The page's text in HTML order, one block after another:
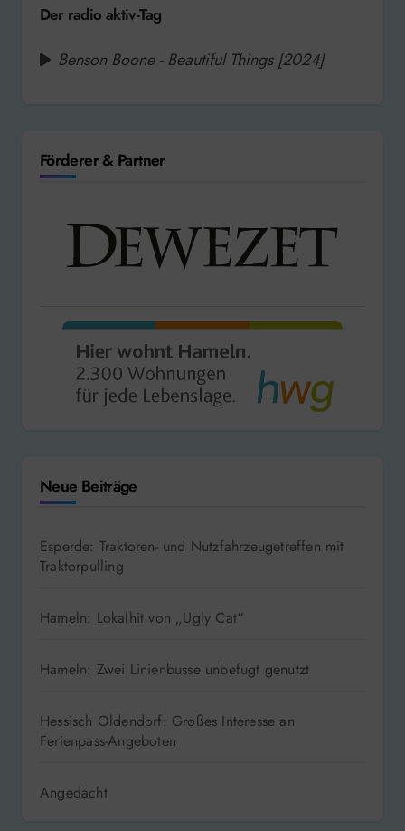
Der radio aktiv-Tag
Benson Boone - Beautiful Things [2024]
Förderer & Partner
Neue Beiträge
Esperde: Traktoren- und Nutzfahrzeugetreffen mit
Traktorpulling
Hameln: Lokalhit von „Ugly Cat“
Hameln: Zwei Linienbusse unbefugt genutzt
Hessisch Oldendorf: Großes Interesse an
Ferienpass-Angeboten
Angedacht